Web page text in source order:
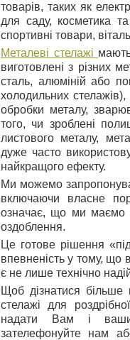
товарів, таких як
для саду, косметика
спортивні товари,
Металеві стелажі
виготовлені з різних
сталь, алюміній або
холодильних стелажів),
обробки металу,
того, чи зроблені
листового металу,
дуже часто
найкращого ефекту.
Ми можемо
включаючи власне
означає, що ми маємо
оздоблення.
Це готове рішення
впевненість у тому, що
є не лише технічно
Щоб дізнатися більше
стелажі для
надати Вам і
зателефонуйте нам